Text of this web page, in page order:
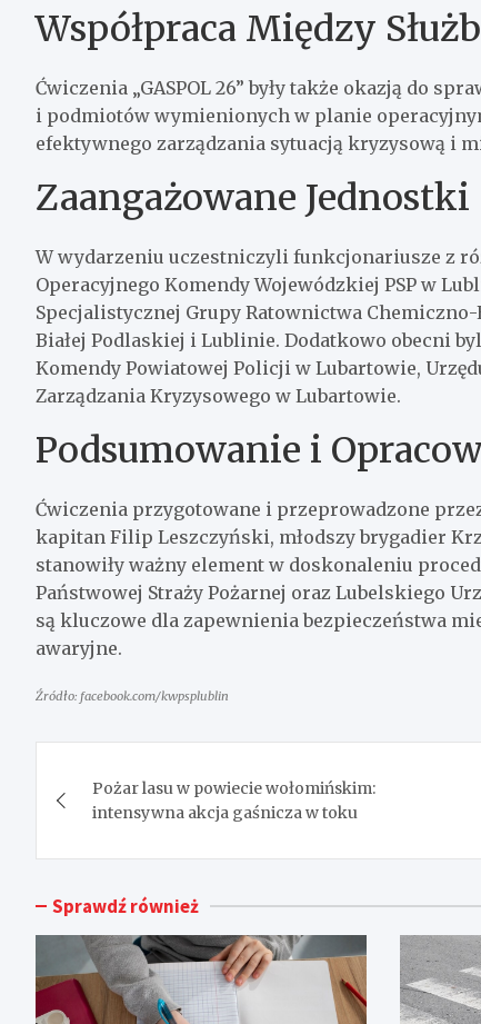
Współpraca Między
Ćwiczenia „GASPOL 26” były także okazją do
i podmiotów wymienionych w planie
efektywnego zarządzania sytuacją kryzysową i
Zaangażowane Jednostki
W wydarzeniu uczestniczyli funkcjonariusze z
Operacyjnego Komendy Wojewódzkiej PSP w
Specjalistycznej Grupy Ratownictwa
Białej Podlaskiej i Lublinie. Dodatkowo obecni
Komendy Powiatowej Policji w Lubartowie,
Zarządzania Kryzysowego w Lubartowie.
Podsumowanie i
Ćwiczenia przygotowane i przeprowadzone
kapitan Filip Leszczyński, młodszy brygadier
stanowiły ważny element w doskonaleniu
Państwowej Straży Pożarnej oraz Lubelskiego
są kluczowe dla zapewnienia bezpieczeństwa
awaryjne.
Źródło: facebook.com/kwpsplublin
wpisu
Pożar lasu w powiecie wołomińskim:
intensywna akcja gaśnicza w toku
Sprawdź również